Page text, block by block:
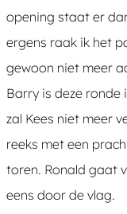
opening staat er
ergens raak ik het
gewoon niet meer
Barry is deze ronde
zal Kees niet meer
reeks met een
toren. Ronald gaat
eens door de vlag.